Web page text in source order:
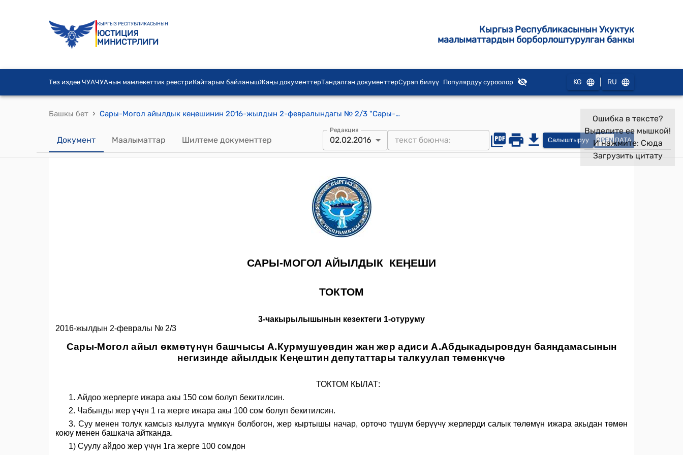
КЫРГЫЗ РЕСПУБЛИКАСЫНЫН
ЮСТИЦИЯ
МИНИСТРЛИГИ
Кыргыз Республикасынын Укуктук
маалыматтардын борборлоштурулган банкы
Тез издөө ЧУАЧУАнын мамлекеттик реестриКайтарым байланышЖаңы документтерТандалган документтерСурап билүү Популярдуу суроолор KG RU
Башкы бет › Сары-Могол айылдык кеңешинин 2016-жылдын 2-февралындагы № 2/3 "Сары-Могол айыл өкмөтүнүн башчысы А.Курмушуевдин жан жер адиси А.Абдыкадыровдун баяндамасынын негизинде айылдык Кеңештин депутаттары талкуулап төмөнкүчө" токтому
Документ Маалыматтар Шилтеме документтер
Редакция
02.02.2016 Салыштыруу OPEN DATA
Ошибка в тексте?
Выделите ее мышкой!
И нажмите: Сюда
Загрузить цитату